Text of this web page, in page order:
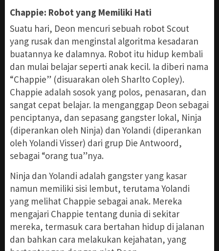
Chappie: Robot yang Memiliki Hati
Suatu hari, Deon mencuri sebuah robot Scout
yang rusak dan menginstal algoritma kesadaran
buatannya ke dalamnya. Robot itu hidup kembali
dan mulai belajar seperti anak kecil. Ia diberi nama
“Chappie” (disuarakan oleh Sharlto Copley).
Chappie adalah sosok yang polos, penasaran, dan
sangat cepat belajar. Ia menganggap Deon sebagai
penciptanya, dan sepasang gangster lokal, Ninja
(diperankan oleh Ninja) dan Yolandi (diperankan
oleh Yolandi Visser) dari grup Die Antwoord,
sebagai “orang tua”nya.
Ninja dan Yolandi adalah gangster yang kasar
namun memiliki sisi lembut, terutama Yolandi
yang melihat Chappie sebagai anak. Mereka
mengajari Chappie tentang dunia di sekitar
mereka, termasuk cara bertahan hidup di jalanan
dan bahkan cara melakukan kejahatan, yang